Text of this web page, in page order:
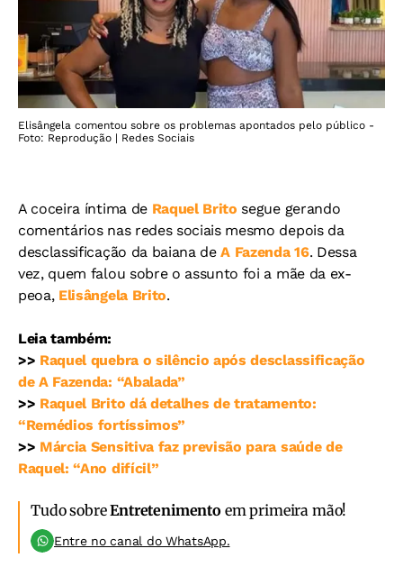
Elisângela comentou sobre os problemas apontados pelo público -
Foto: Reprodução | Redes Sociais
A coceira íntima de Raquel Brito segue gerando
comentários nas redes sociais mesmo depois da
desclassificação da baiana deA Fazenda 16. Dessa
vez, quem falou sobre o assunto foi a mãe da ex-
peoa,Elisângela Brito.
Leia também:
>> Raquel quebra o silêncio após desclassificação
de A Fazenda: “Abalada”
>> Raquel Brito dá detalhes de tratamento:
“Remédios fortíssimos”
>> Márcia Sensitiva faz previsão para saúde de
Raquel: “Ano difícil”
Tudo sobreEntretenimento em primeira mão!
Entre no canal do WhatsApp.